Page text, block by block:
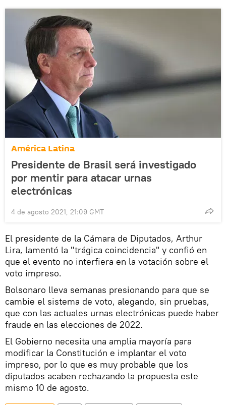
América Latina
Presidente de Brasil será investigado
por mentir para atacar urnas
electrónicas
4 de agosto 2021, 21:09 GMT
El presidente de la Cámara de Diputados, Arthur
Lira, lamentó la "trágica coincidencia" y confió en
que el evento no interfiera en la votación sobre el
voto impreso.
Bolsonaro lleva semanas presionando para que se
cambie el sistema de voto, alegando, sin pruebas,
que con las actuales urnas electrónicas puede haber
fraude en las elecciones de 2022.
El Gobierno necesita una amplia mayoría para
modificar la Constitución e implantar el voto
impreso, por lo que es muy probable que los
diputados acaben rechazando la propuesta este
mismo 10 de agosto.